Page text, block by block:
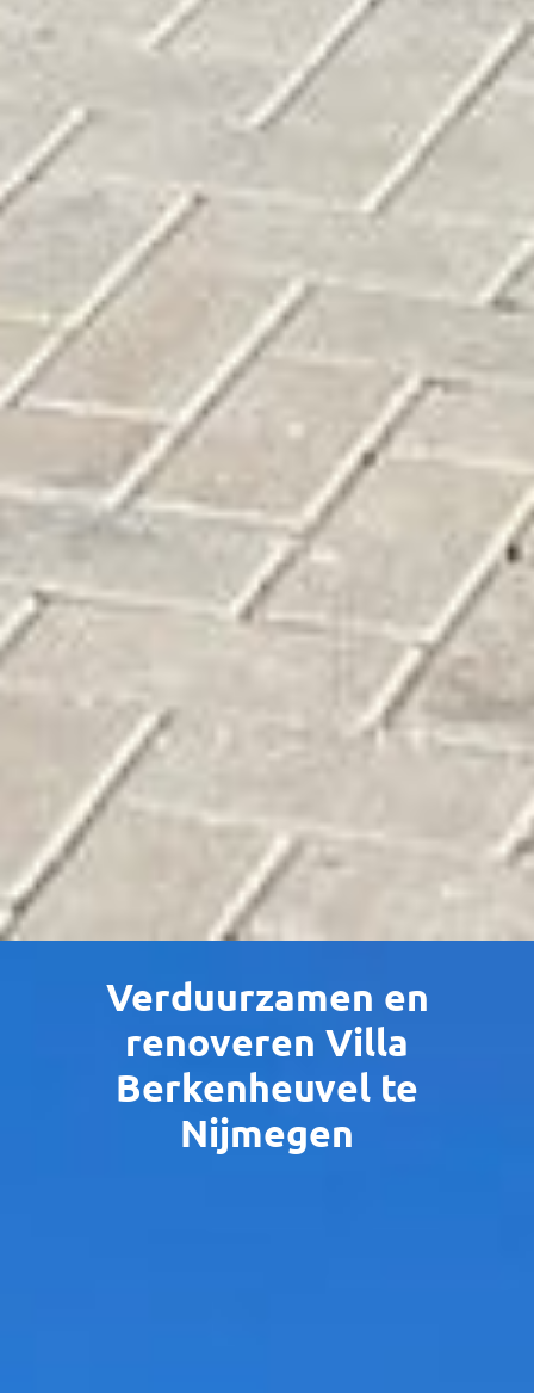
Verduurzamen en
renoveren Villa
Berkenheuvel te
Nijmegen